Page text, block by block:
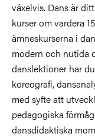
växelvis. Dans är
kurser om vardera
ämneskurserna i
modern och nutida
danslektioner har
koreografi,
med syfte att
pedagogiska
dansdidaktiska